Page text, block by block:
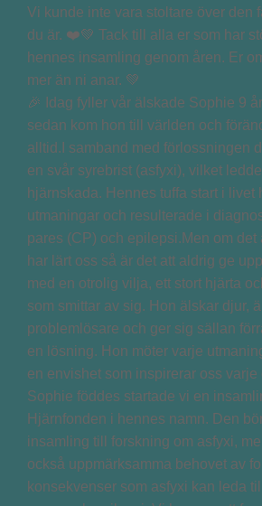
🎉 Idag fyller vår älskade Sophie 9
sedan kom hon till världen och
alltid.I samband med förlossningen
en svår syrebrist (asfyxi), vilket
hjärnskada. Hennes tuffa start i livet
utmaningar och resulterade i
pares (CP) och epilepsi.Men om det
har lärt oss så är det att aldrig ge
med en otrolig vilja, ett stort hjärta
som smittar av sig. Hon älskar djur,
problemlösare och ger sig sällan
en lösning. Hon möter varje
en envishet som inspirerar oss varje
Sophie föddes startade vi en
Hjärnfonden i hennes namn. Den
insamling till forskning om asfyxi,
också uppmärksamma behovet av
konsekvenser som asfyxi kan leda